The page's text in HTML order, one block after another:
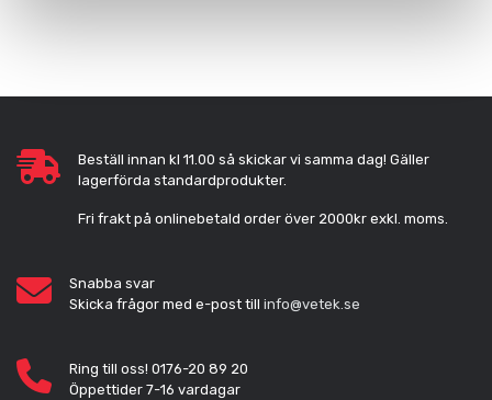
Beställ innan kl 11.00 så skickar vi samma dag! Gäller
lagerförda standardprodukter.
Fri frakt på onlinebetald order över 2000kr exkl. moms.
Snabba svar
Skicka frågor med e-post till info@vetek.se
Ring till oss! 0176-20 89 20
Öppettider 7-16 vardagar